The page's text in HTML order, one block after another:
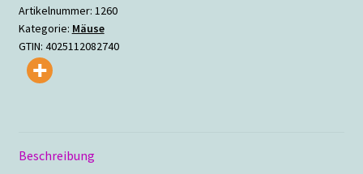
Artikelnummer: 1260
Kategorie: Mäuse
GTIN: 4025112082740
Beschreibung